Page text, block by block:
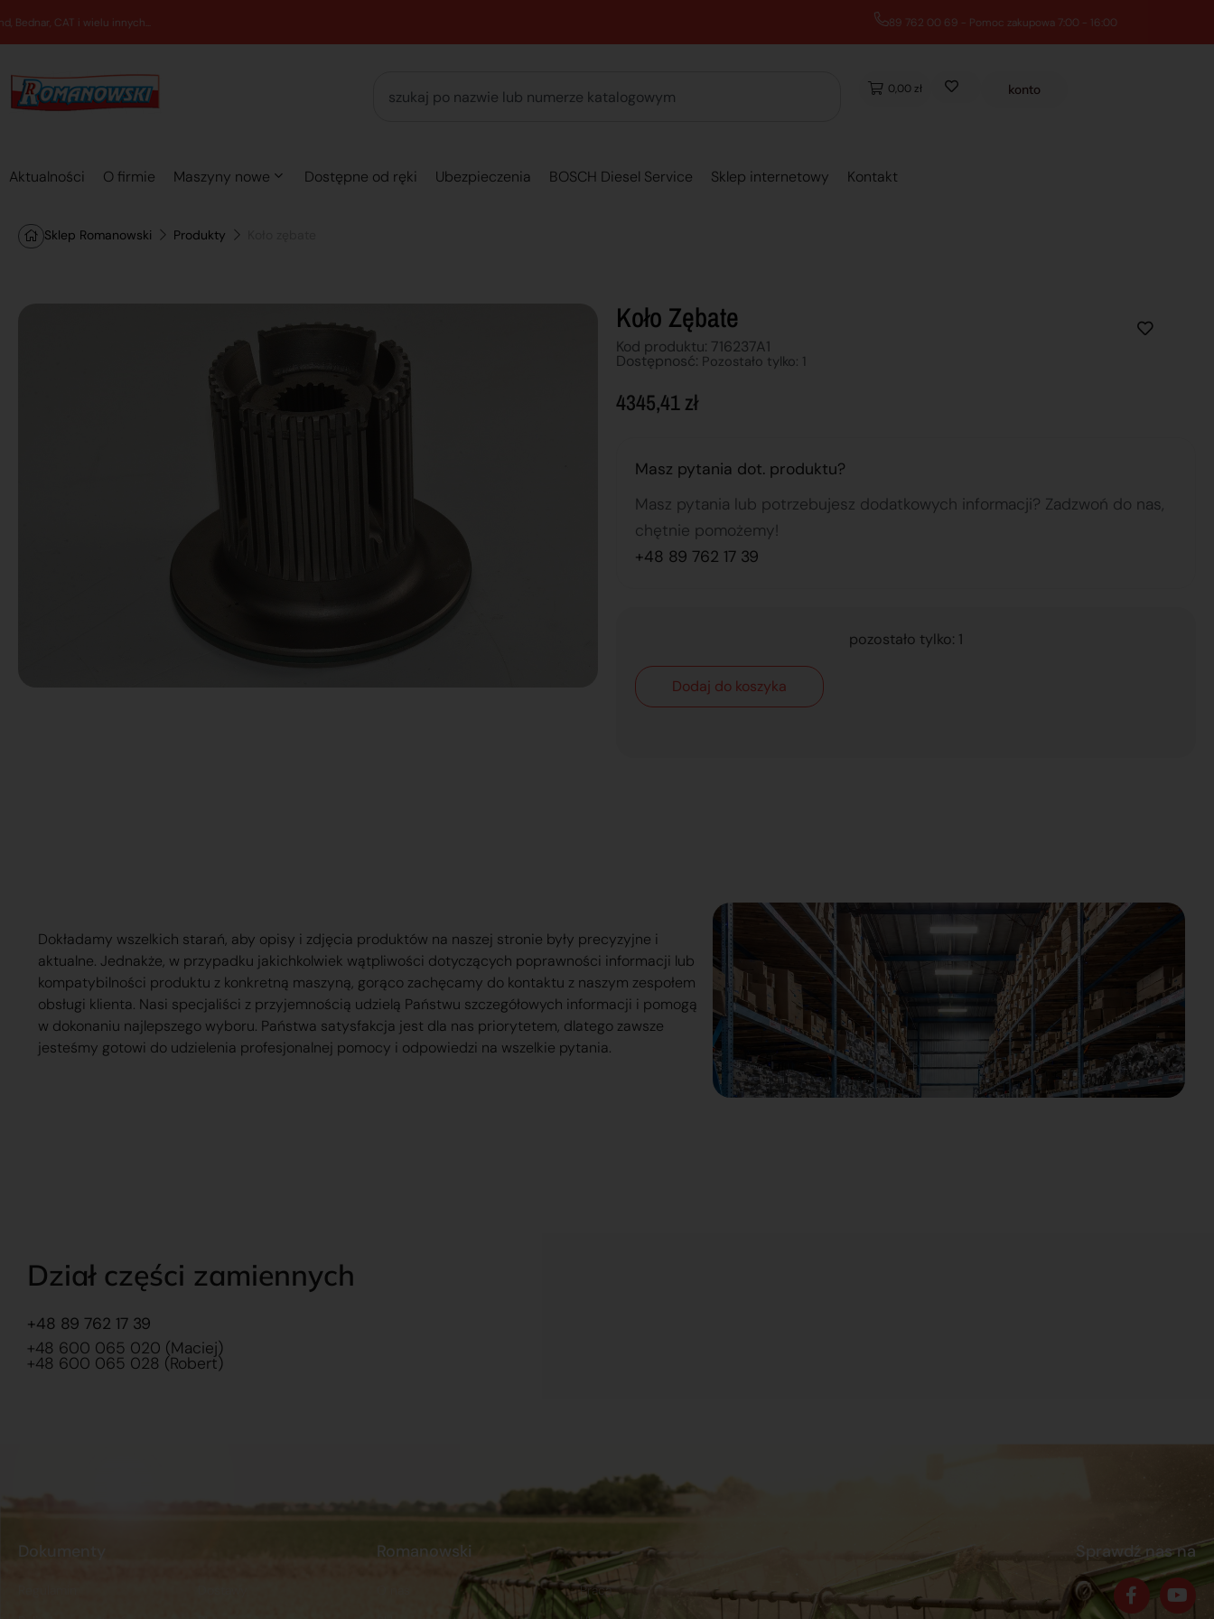
0,00 zł konto
Aktualności O firmie Maszyny nowe Dostępne od ręki Ubezpieczenia BOSCH Diesel Service Sklep internetowy Kontakt
Sklep Romanowski Produkty
Koło Zębate
Kod produktu: 716237A1
Dostępnosć: Pozostało tylko: 1
4345,41zł
Masz pytania dot. produktu?
Masz pytania lub potrzebujesz dodatkowych informacji? Zadzwoń do nas,
chętnie pomożemy!
+48 89 762 17 39
pozostało tylko: 1
Dodaj do koszyka
Dokładamy wszelkich starań, aby opisy i zdjęcia produktów na naszej stronie były precyzyjne i
aktualne. Jednakże, w przypadku jakichkolwiek wątpliwości dotyczących poprawności informacji lub
kompatybilności produktu z konkretną maszyną, gorąco zachęcamy do kontaktu z naszym zespołem
obsługi klienta. Nasi specjaliści z przyjemnością udzielą Państwu szczegółowych informacji i pomogą
w dokonaniu najlepszego wyboru. Państwa satysfakcja jest dla nas priorytetem, dlatego zawsze
jesteśmy gotowi do udzielenia profesjonalnej pomocy i odpowiedzi na wszelkie pytania.
Dział części zamiennych
+48 89 762 17 39
+48 600 065 020 (Maciej)
+48 600 065 028 (Robert)
Dokumenty Romanowski
Praca
Sprawdź nas na